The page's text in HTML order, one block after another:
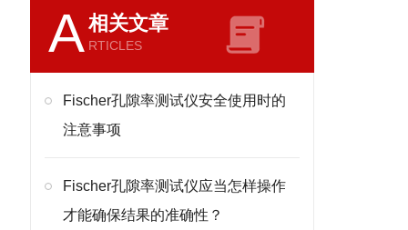
A相关文章
RTICLES
Fischer孔隙率测试仪安全使用时的
注意事项
Fischer孔隙率测试仪应当怎样操作
才能确保结果的准确性？